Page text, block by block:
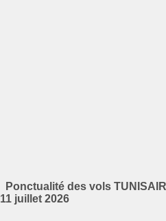
Ponctualité des vols
11 juillet 2026